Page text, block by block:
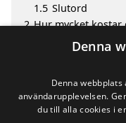
1.5 Slutord
2 Hur mycket kostar
Fördelar med att
Sök efter en
omgivande städerna
Denna
Denna
användarupplevelsen.
du till alla cookies i